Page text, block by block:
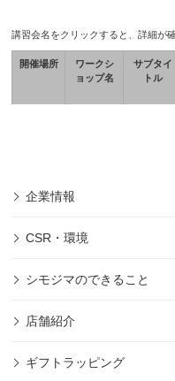
講習会名をクリックすると、詳細が
開催場所
ワークシ
ョップ名
サブタイ
トル
企業情報
CSR・環境
シモジマのできること
店舗紹介
ギフトラッピング